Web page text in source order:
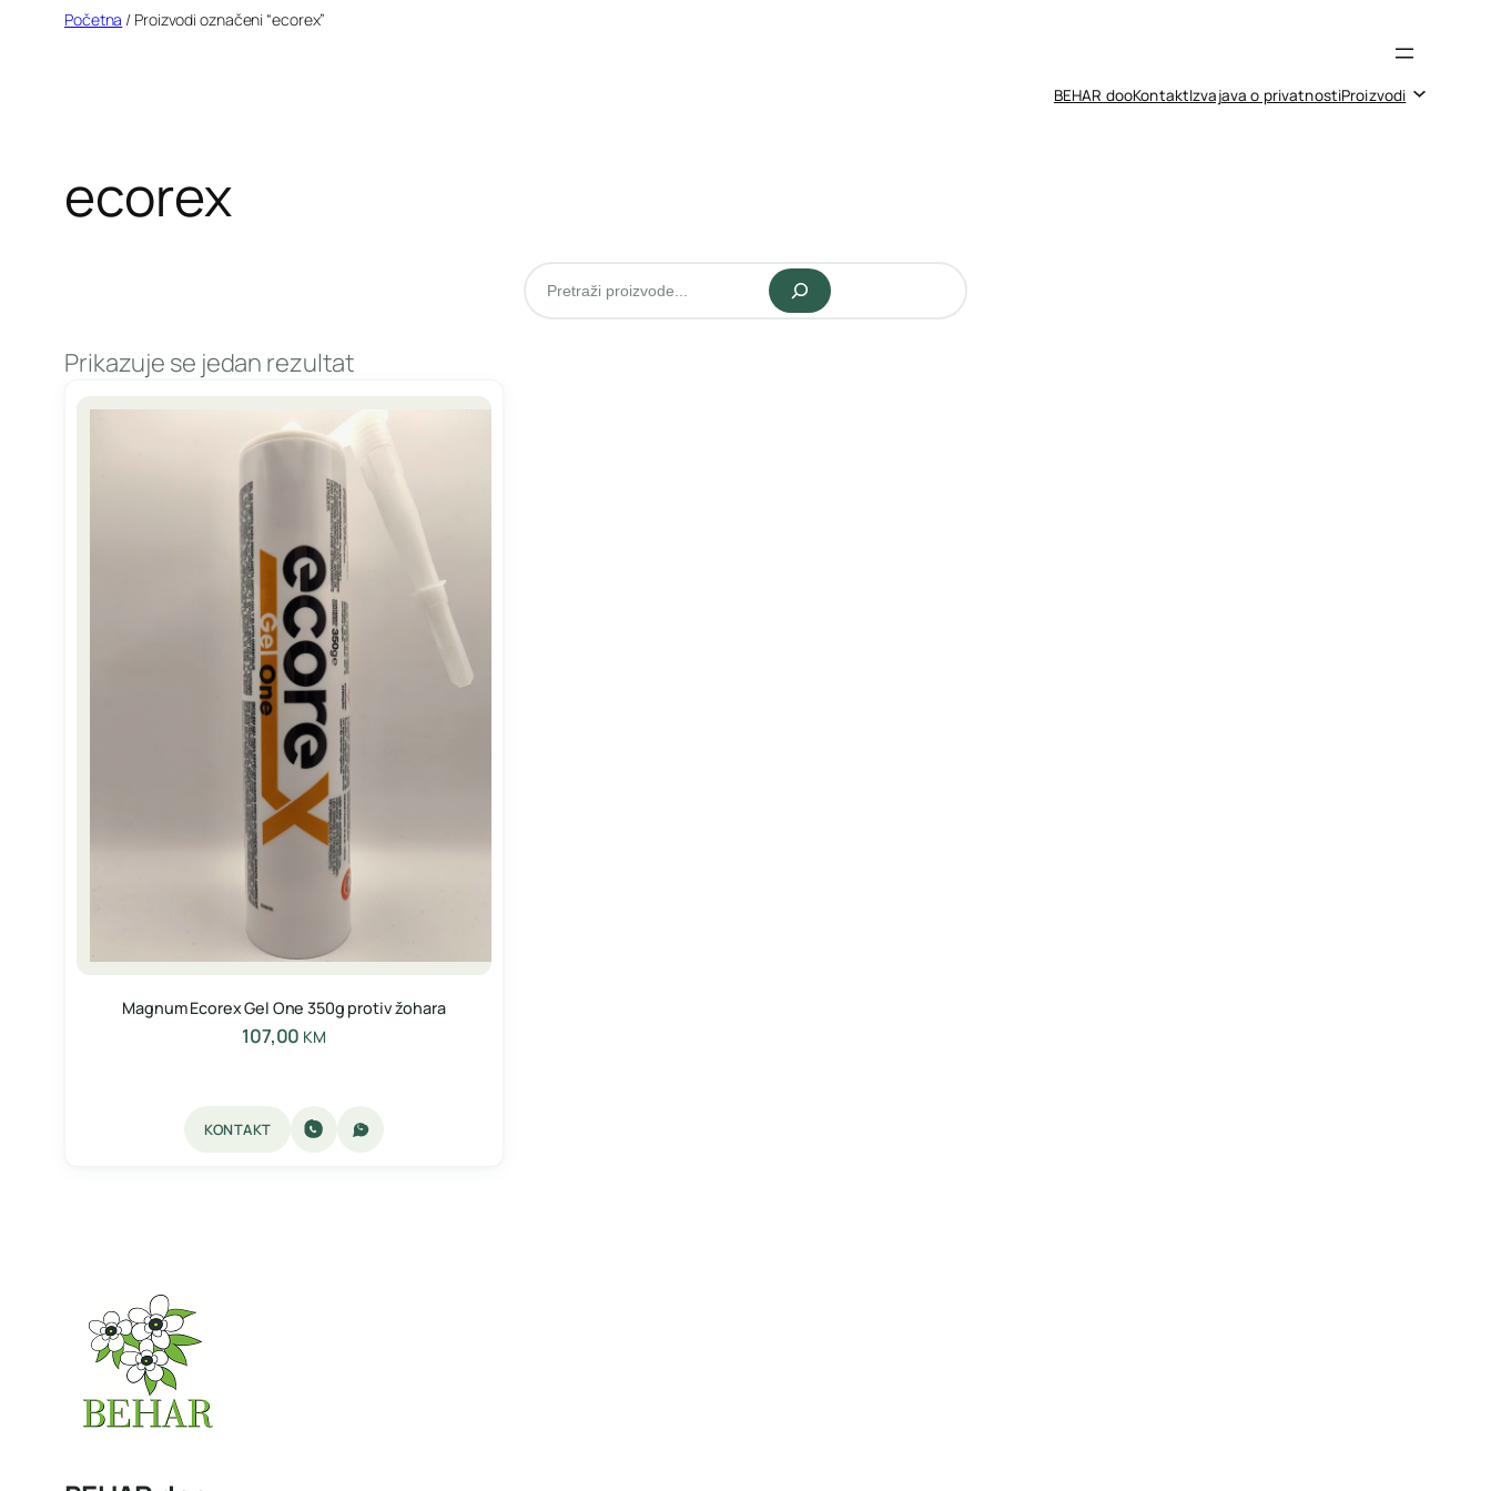
BEHAR dooKontaktIzvajava o privatnostiProizvodi
Početna / Proizvodi označeni “ecorex”
ecorex
Pretraži
Prikazuje se jedan rezultat
Magnum Ecorex Gel One 350g protiv žohara
107,00 KM
KONTAKT